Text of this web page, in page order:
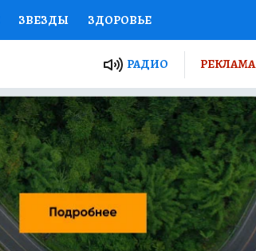
ЗВЕЗДЫ ЗДОРОВЬЕ
ПРОЕКТЫ РОССИИ
СЕКРЕТЫ ПУТЕВОДИТЕЛЬ
ДЕФИЦИТ ЖЕЛЕЗА ТУРИЗМ
НАС ГИД ПОТРЕБИТЕЛЯ ВСЕ О КП
РАДИО РЕКЛАМА